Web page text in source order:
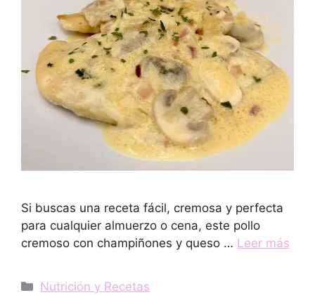
Si buscas una receta fácil, cremosa y perfecta
para cualquier almuerzo o cena, este pollo
cremoso con champiñones y queso … Leer más
Categorías
Nutrición y Recetas